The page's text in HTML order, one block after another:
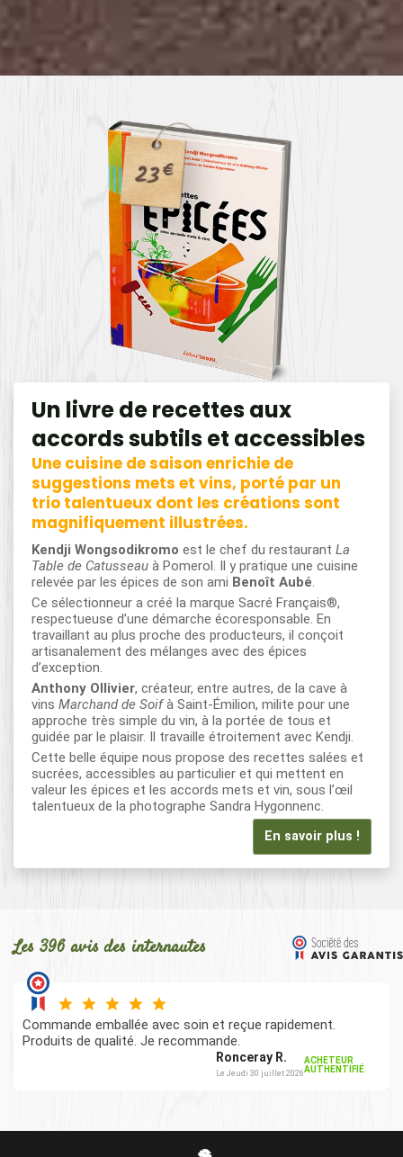
23€
Un livre de recettes aux
accords subtils et accessibles
Une cuisine de saison enrichie de
suggestions mets et vins, porté par un
trio talentueux dont les créations sont
magnifiquement illustrées.
Kendji Wongsodikromo est le chef du restaurant La
Table de Catusseau à Pomerol. Il y pratique une cuisine
relevée par les épices de son ami Benoît Aubé.
Ce sélectionneur a créé la marque Sacré Français®,
respectueuse d’une démarche écoresponsable. En
travaillant au plus proche des producteurs, il conçoit
artisanalement des mélanges avec des épices
d’exception.
Anthony Ollivier, créateur, entre autres, de la cave à
vins Marchand de Soifà Saint-Émilion, milite pour une
approche très simple du vin, à la portée de tous et
guidée par le plaisir. Il travaille étroitement avec Kendji.
Cette belle équipe nous propose des recettes salées et
sucrées, accessibles au particulier et qui mettent en
valeur les épices et les accords mets et vin, sous l’œil
talentueux de la photographe Sandra Hygonnenc.
En savoir plus !
Les 396 avis des internautes
Commande emballée avec soin et reçue rapidement.
Produits de qualité. Je recommande.
Ronceray R.
Le Jeudi 30 juillet 2026
ACHETEUR
AUTHENTIFIÉ